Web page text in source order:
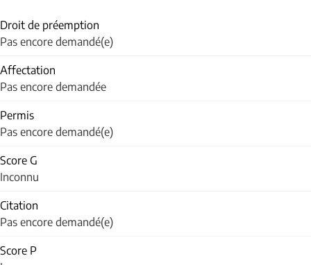
Droit de préemption
Pas encore demandé(e)
Affectation
Pas encore demandée
Permis
Pas encore demandé(e)
Score G
Inconnu
Citation
Pas encore demandé(e)
Score P